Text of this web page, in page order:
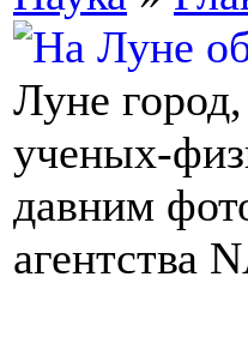
Луне
ученых-
давним
агентства